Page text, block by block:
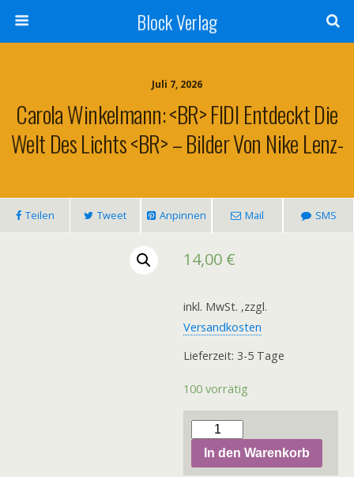
Block Verlag
Juli 7, 2026
Carola Winkelmann: <BR> FIDI Entdeckt Die
Welt Des Lichts <BR> – Bilder Von Nike Lenz-
Teilen Tweet Anpinnen Mail SMS
14,00 €
inkl. MwSt. ,zzgl.
Versandkosten
Lieferzeit: 3-5 Tage
100 vorrätig
Carola
Winkelmann:
FIDI
In den Warenkorb